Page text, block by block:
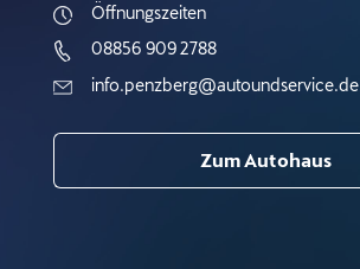
Öffnungszeiten
08856 909 2788
info.penzberg@autoundservice.de
Zum Autohaus